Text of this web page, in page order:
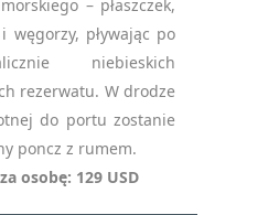
– płaszczek,
i węgorzy, pływając po
niebieskich
rezerwatu. W drodze
do portu zostanie
poncz z rumem.
osobę: 129 USD